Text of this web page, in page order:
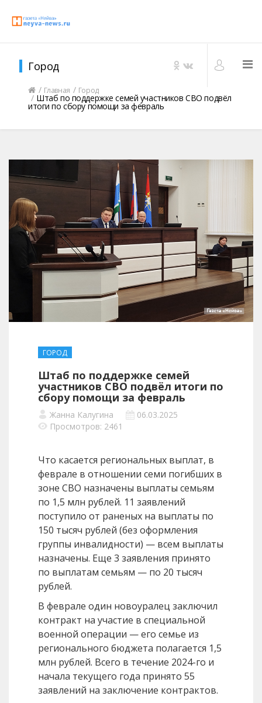
Город
Главная Город
Штаб по поддержке семей участников СВО подвёл
итоги по сбору помощи за февраль
ГОРОД
Штаб по поддержке семей
участников СВО подвёл итоги по
сбору помощи за февраль
Жанна Калугина
06.03.2025
Просмотров: 2461
Что касается региональных выплат, в
феврале в отношении семи погибших в
зоне СВО назначены выплаты семьям
по 1,5 млн рублей. 11 заявлений
поступило от раненых на выплаты по
150 тысяч рублей (без оформления
группы инвалидности) — всем выплаты
назначены. Еще 3 заявления принято
по выплатам семьям — по 20 тысяч
рублей.
В феврале один новоуралец заключил
контракт на участие в специальной
военной операции — его семье из
регионального бюджета полагается 1,5
млн рублей. Всего в течение 2024-го и
начала текущего года принято 55
заявлений на заключение контрактов.